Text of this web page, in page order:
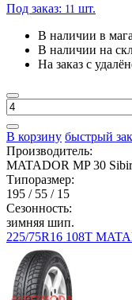
Под заказ: 11 шт.
В наличии в
В наличии на
На заказ с
В корзину быстрый
Производитель:
MATADOR MP 30
Типоразмер:
195 / 55 / 15
Сезонность:
зимняя шип.
225/75R16 108T